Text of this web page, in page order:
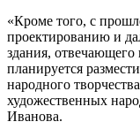
«Кроме того, с
проектированию и
здания,
планируется
народного
художественных
Иванова.